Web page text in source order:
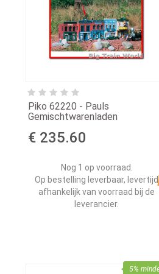
Piko 62220 - Pauls
Gemischtwarenladen
€ 235.60
Nog 1 op voorraad.
Op bestelling leverbaar, levertijd
afhankelijk van voorraad bij de
leverancier.
5%